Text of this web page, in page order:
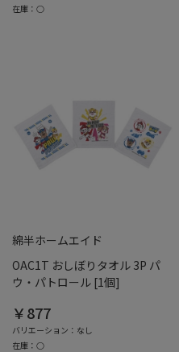
在庫：○
綿半ホームエイド
OAC1T おしぼりタオル 3P パ
ウ・パトロール [1個]
￥877
バリエーション：なし
在庫：○